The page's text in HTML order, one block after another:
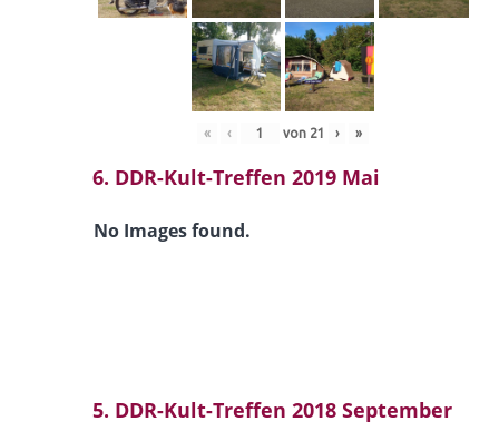
« ‹ von 21 › »
6. DDR-Kult-Treffen 2019 Mai
No Images found.
5. DDR-Kult-Treffen 2018 September